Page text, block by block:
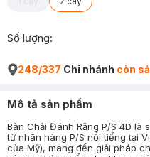
Số lượng:
248/337 Chi nhánh còn
Mô tả sản phẩm
Bàn Chải Đánh Răng P/S 4D là
từ nhãn hàng P/S nổi tiếng tại
của Mỹ), mang đến giải pháp